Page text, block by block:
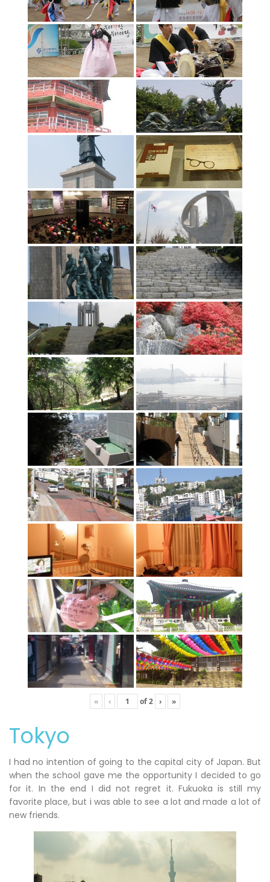
« ‹ of2 › »
Tokyo
I had no intention of going to the capital city of Japan. But
when the school gave me the opportunity I decided to go
for it. In the end I did not regret it. Fukuoka is still my
favorite place, but i was able to see a lot and made a lot of
new friends.